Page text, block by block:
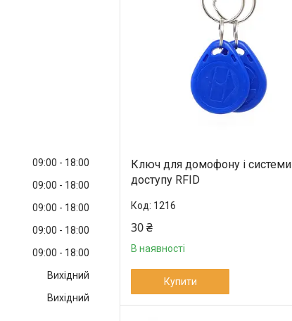
Ключ для домофону і системи
доступу RFID
1216
30 ₴
В наявності
Купити
09:00
18:00
09:00
18:00
09:00
18:00
09:00
18:00
09:00
18:00
Вихідний
Вихідний